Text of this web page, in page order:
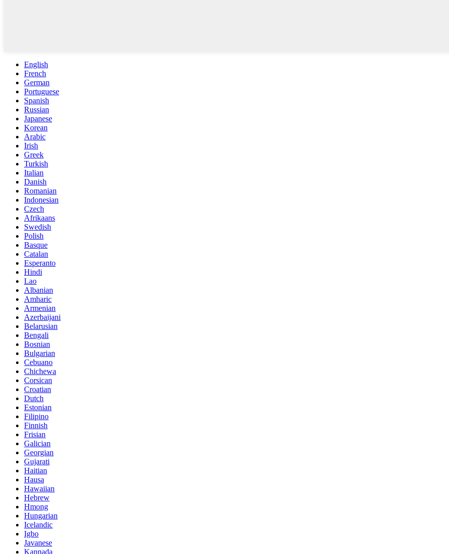
English
French
German
Portuguese
Spanish
Russian
Japanese
Korean
Arabic
Irish
Greek
Turkish
Italian
Danish
Romanian
Indonesian
Czech
Afrikaans
Swedish
Polish
Basque
Catalan
Esperanto
Hindi
Lao
Albanian
Amharic
Armenian
Azerbaijani
Belarusian
Bengali
Bosnian
Bulgarian
Cebuano
Chichewa
Corsican
Croatian
Dutch
Estonian
Filipino
Finnish
Frisian
Galician
Georgian
Gujarati
Haitian
Hausa
Hawaiian
Hebrew
Hmong
Hungarian
Icelandic
Igbo
Javanese
Kannada